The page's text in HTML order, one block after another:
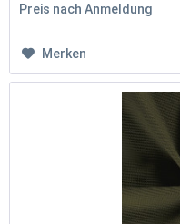
Preis nach Anmeldung
Merken